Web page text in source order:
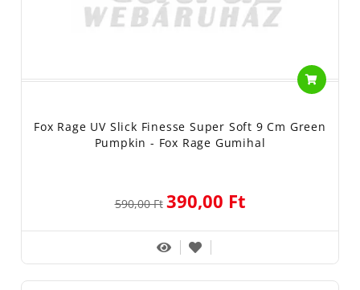
Fox Rage UV Slick Finesse Super Soft 9 Cm Green
Pumpkin - Fox Rage Gumihal
590,00 Ft 390,00 Ft